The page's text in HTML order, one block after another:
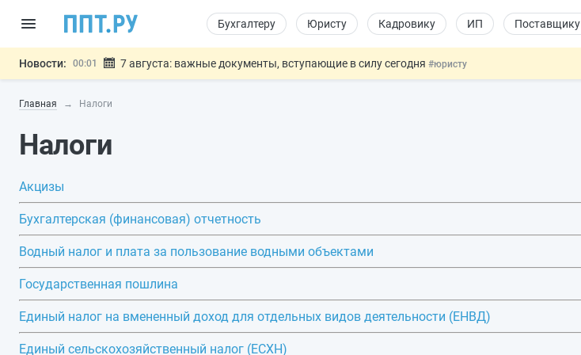
Бухгалтеру Юристу Кадровику ИП Поставщику
Новости: 00:01 7 августа: важные документы, вступающие в силу сегодня #юристу
06.08
Подписан указ об отмене спецрежима для вкладов физлиц из недружественных стран
06.08
Главная Налоги
Налоги
Акцизы
Бухгалтерская (финансовая) отчетность
Водный налог и плата за пользование водными объектами
Государственная пошлина
Единый налог на вмененный доход для отдельных видов деятельности (ЕНВД)
Единый сельскохозяйственный налог (ЕСХН)